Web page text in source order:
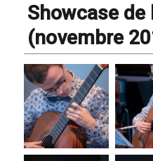
Showcase de
(novembre